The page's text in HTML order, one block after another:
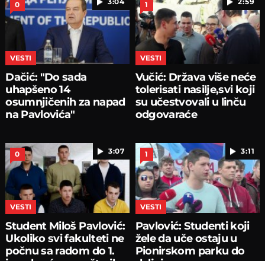
0
VESTI
Dačić: "Do sada
uhapšeno 14
osumnjičenih za napad
na Pavlovića"
1
VESTI
Vučić: Država više neće
tolerisati nasilje,svi koji
su učestvovali u linču
odgovaraće
3:07
0
VESTI
Student Miloš Pavlović:
Ukoliko svi fakulteti ne
počnu sa radom do 1.
3:11
1
VESTI
Pavlović: Studenti koji
žele da uče ostaju u
Pionirskom parku do